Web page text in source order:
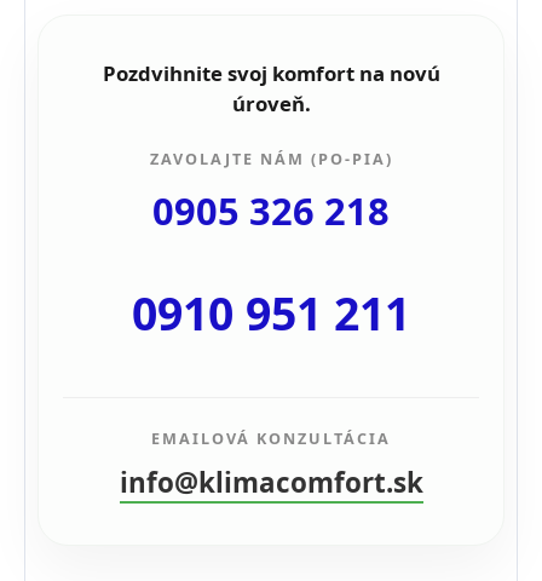
Pozdvihnite svoj komfort na novú
úroveň.
ZAVOLAJTE NÁM (PO-PIA)
0905 326 218
0910 951 211
EMAILOVÁ KONZULTÁCIA
info@klimacomfort.sk